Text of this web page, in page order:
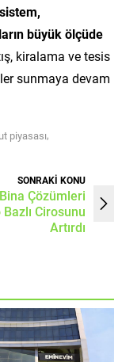
büyük ölçüde
kiralama ve tesis
sunmaya devam
piyasası,
SONRAKİ KONU
Çözümleri
Bazlı Cirosunu
Artırdı